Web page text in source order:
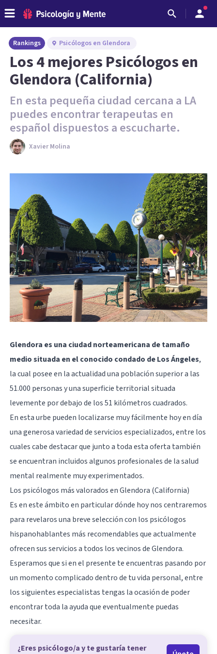
Rankings Psicólogos en Glendora
Los 4 mejores Psicólogos en
Glendora (California)
En esta pequeña ciudad cercana a LA
puedes encontrar terapeutas en
español dispuestos a escucharte.
Xavier Molina
Glendora es una ciudad norteamericana de tamaño
medio situada en el conocido condado de Los Ángeles,
la cual posee en la actualidad una población superior a las
51.000 personas y una superficie territorial situada
levemente por debajo de los 51 kilómetros cuadrados.
En esta urbe pueden localizarse muy fácilmente hoy en día
una generosa variedad de servicios especializados, entre los
cuales cabe destacar que junto a toda esta oferta también
se encuentran incluidos algunos profesionales de la salud
mental realmente muy experimentados.
Los psicólogos más valorados en Glendora (California)
Es en este ámbito en particular dónde hoy nos centraremos
para revelaros una breve selección con los psicólogos
hispanohablantes más recomendables que actualmente
ofrecen sus servicios a todos los vecinos de Glendora.
Esperamos que si en el presente te encuentras pasando por
un momento complicado dentro de tu vida personal, entre
los siguientes especialistas tengas la ocasión de poder
encontrar toda la ayuda que eventualmente puedas
necesitar.
¿Eres psicólogo/a y te gustaría tener